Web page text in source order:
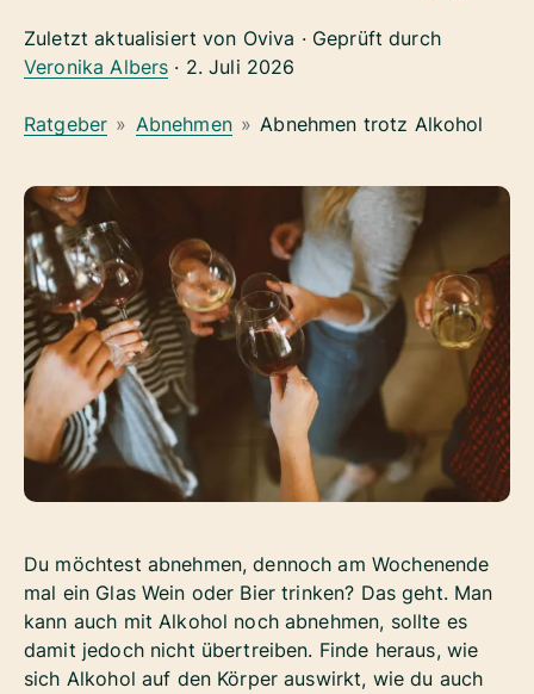
Zuletzt aktualisiert von Oviva · Geprüft durch
Veronika Albers · 2. Juli 2026
Ratgeber » Abnehmen » Abnehmen trotz Alkohol
Du möchtest abnehmen, dennoch am Wochenende
mal ein Glas Wein oder Bier trinken? Das geht. Man
kann auch mit Alkohol noch abnehmen, sollte es
damit jedoch nicht übertreiben. Finde heraus, wie
sich Alkohol auf den Körper auswirkt, wie du auch